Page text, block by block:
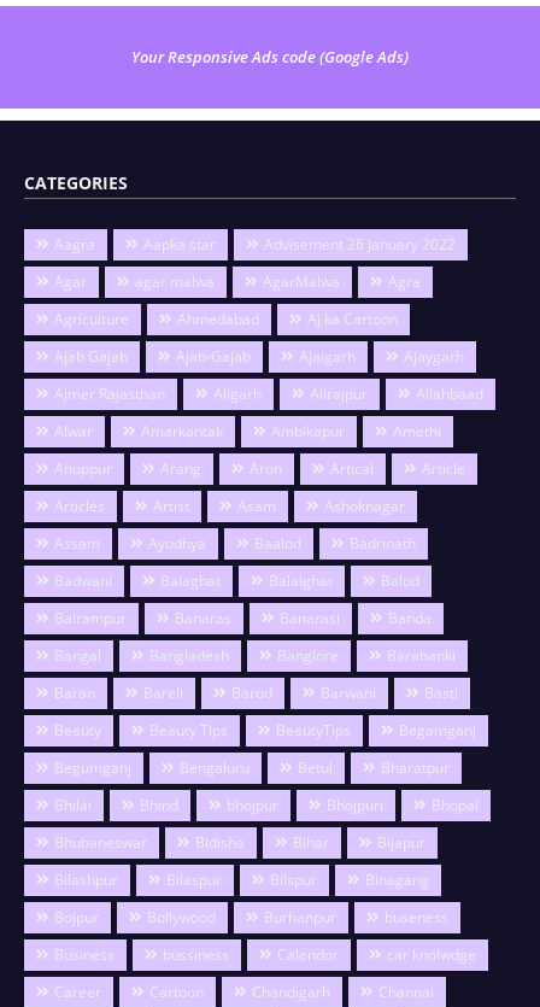
Your Responsive Ads code (Google Ads)
CATEGORIES
Aagra Aapka star
Advisement 26 January 2022
Agar
agar malwa AgarMalwa
Agra
Agriculture
Ahmedabad
Aj ka Cartoon
Ajab Gajab
Ajab-Gajab Ajaigarh
Ajaygarh
Ajmer Rajasthan
Aligarh Alirajpur
Allahbaad
Alwar
Amarkantak Ambikapur
Amethi
Anuppur
Arang Aron Artical
Article
Articles
Artist Asam
Ashoknagar
Assam
Ayodhya Baalod
Badrinath
Badwani
Balaghat Balalghat
Balod
Balrampur
Banaras Banarasi
Banda
Bangal
Bangladesh Banglore
Barabanki
Baran
Bareli Barod Barwani
Basti
Beauty
Beauty Tips BeautyTips
Begamganj
Begumganj
Bengaluru Betul
Bharatpur
Bhilai
Bhind bhojpur Bhojpuri
Bhopal
Bhubaneswar
Bidisha Bihar
Bijapur
Bilashpur
Bilaspur Bilspur
Binagang
Bojpur
Bollywood Burhanpur
buseness
Business
bussiness Calendor
car knolwdge
Career
Cartoon Chandigarh
Channai